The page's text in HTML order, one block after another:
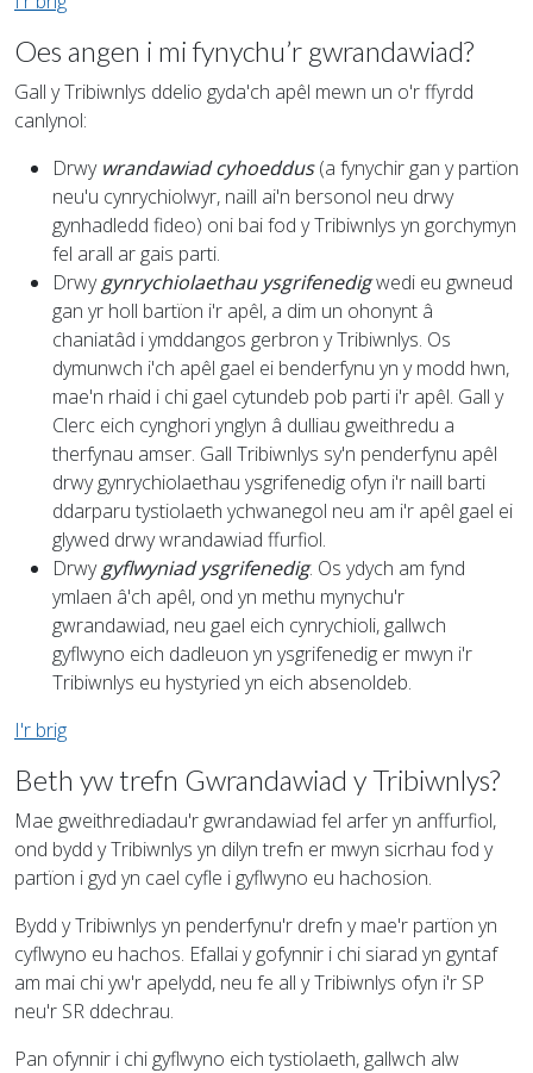
Oes angen i mi fynychu’r gwrandawiad?
Gall y Tribiwnlys ddelio gyda'ch apêl mewn un o'r ffyrdd
canlynol:
Drwy wrandawiad cyhoeddus(a fynychir gan y partïon
neu'u cynrychiolwyr, naill ai'n bersonol neu drwy
gynhadledd fideo) oni bai fod y Tribiwnlys yn gorchymyn
fel arall ar gais parti.
Drwygynrychiolaethau ysgrifenedigwedi eu gwneud
gan yr holl bartïon i'r apêl, a dim un ohonynt â
chaniatâd i ymddangos gerbron y Tribiwnlys. Os
dymunwch i'ch apêl gael ei benderfynu yn y modd hwn,
mae'n rhaid i chi gael cytundeb pob parti i'r apêl. Gall y
Clerc eich cynghori ynglyn â dulliau gweithredu a
therfynau amser. Gall Tribiwnlys sy'n penderfynu apêl
drwy gynrychiolaethau ysgrifenedig ofyn i'r naill barti
ddarparu tystiolaeth ychwanegol neu am i'r apêl gael ei
glywed drwy wrandawiad ffurfiol.
Drwygyflwyniad ysgrifenedig. Os ydych am fynd
ymlaen â'ch apêl, ond yn methu mynychu'r
gwrandawiad, neu gael eich cynrychioli, gallwch
gyflwyno eich dadleuon yn ysgrifenedig er mwyn i'r
Tribiwnlys eu hystyried yn eich absenoldeb.
I'r brig
Beth yw trefn Gwrandawiad y Tribiwnlys?
Mae gweithrediadau'r gwrandawiad fel arfer yn anffurfiol,
ond bydd y Tribiwnlys yn dilyn trefn er mwyn sicrhau fod y
partïon i gyd yn cael cyfle i gyflwyno eu hachosion.
Bydd y Tribiwnlys yn penderfynu'r drefn y mae'r partïon yn
cyflwyno eu hachos. Efallai y gofynnir i chi siarad yn gyntaf
am mai chi yw'r apelydd, neu fe all y Tribiwnlys ofyn i'r SP
neu'r SR ddechrau.
Pan ofynnir i chi gyflwyno eich tystiolaeth, gallwch alw